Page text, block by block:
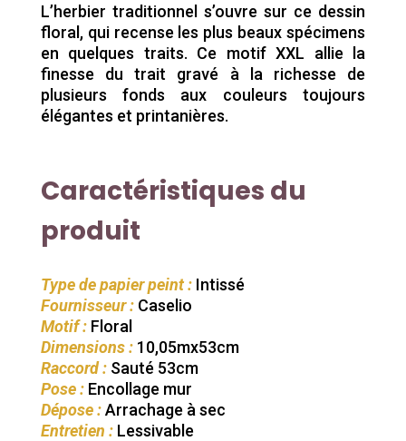
L’herbier traditionnel s’ouvre sur ce dessin
floral, qui recense les plus beaux spécimens
en quelques traits. Ce motif XXL allie la
finesse du trait gravé à la richesse de
plusieurs fonds aux couleurs toujours
élégantes et printanières.
Caractéristiques du
produit
Type de papier peint :Intissé
Fournisseur :Caselio
Motif :Floral
Dimensions :10,05mx53cm
Raccord :Sauté 53cm
Pose :Encollage mur
Dépose :Arrachage à sec
Entretien :Lessivable